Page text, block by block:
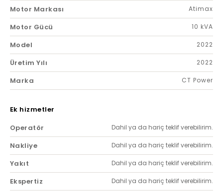
Motor Markası Atimax
Motor Gücü 10 kVA
Model 2022
Üretim Yılı 2022
Marka CT Power
Ek hizmetler
Operatör
Dahil ya da hariç teklif verebilirim.
Nakliye Dahil ya da hariç teklif verebilirim.
Yakıt Dahil ya da hariç teklif verebilirim.
Ekspertiz Dahil ya da hariç teklif verebilirim.